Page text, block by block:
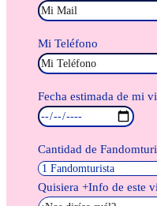
Mi Teléfono
Fecha estimada de mi
Cantidad de
Quisiera +Info de este